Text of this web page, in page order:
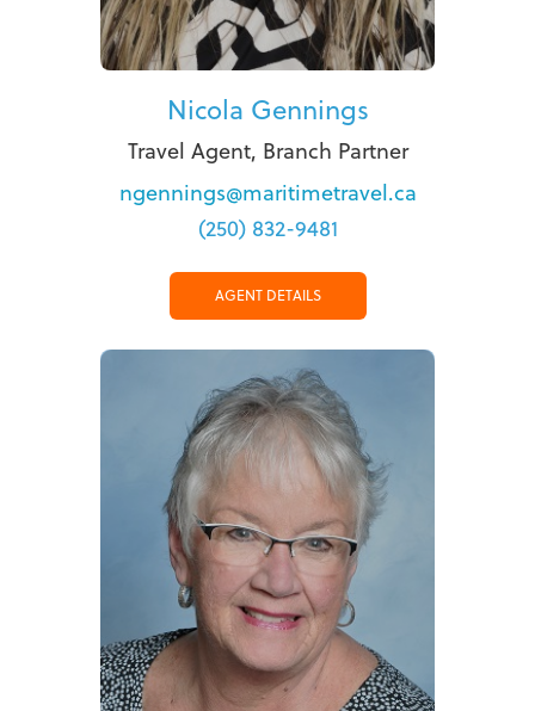
Nicola Gennings
Travel Agent, Branch Partner
ngennings@maritimetravel.ca
(250) 832-9481
AGENT DETAILS